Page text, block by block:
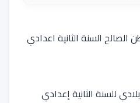
الصالح السنة الثانية اعدادي
للسنة الثانية إعدادي